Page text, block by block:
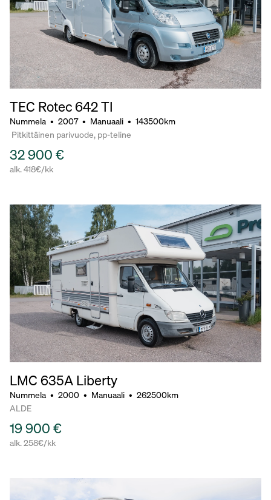
TEC Rotec 642 TI
Nummela • 2007 • Manuaali • 143500km
Pitkittäinen parivuode, pp-teline
32 900 €
alk. 418€/kk
LMC 635A Liberty
Nummela • 2000 • Manuaali • 262500km
ALDE
19 900 €
alk. 258€/kk